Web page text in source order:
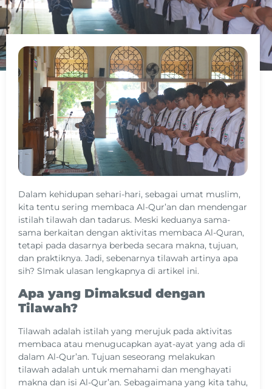
Dalam kehidupan sehari-hari, sebagai umat muslim,
kita tentu sering membaca Al-Qur’an dan mendengar
istilah tilawah dan tadarus. Meski keduanya sama-
sama berkaitan dengan aktivitas membaca Al-Quran,
tetapi pada dasarnya berbeda secara makna, tujuan,
dan praktiknya. Jadi, sebenarnya tilawah artinya apa
sih? SImak ulasan lengkapnya di artikel ini.
Apa yang Dimaksud dengan
Tilawah?
Tilawah adalah istilah yang merujuk pada aktivitas
membaca atau menugucapkan ayat-ayat yang ada di
dalam Al-Qur’an. Tujuan seseorang melakukan
tilawah adalah untuk memahami dan menghayati
makna dan isi Al-Qur’an. Sebagaimana yang kita tahu,